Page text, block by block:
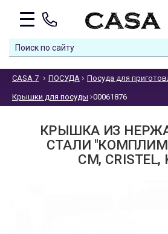
CASA 7 ПОСУДА Посуда для
Крышки для посуды 00061876
КРЫШКА ИЗ
СТАЛИ
СМ, CRISTEL,